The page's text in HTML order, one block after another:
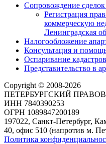
Сопровождение
Регистрация
коммерческую
Ленинградская
Налогообложение
Консультация и
Оспаривание
Представительство в
Copyright © 2008-2026
ПЕТЕРБУРГСКИЙ
ИНН 7840390253
ОГРН 1089847200189
197022, Санкт-Петербург,
40, офис 510 (напротив м.
Политика